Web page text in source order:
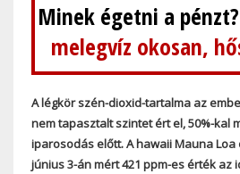
Minek égetni a pénzt?
melegvíz okosan,
A légkör szén-dioxid-tartalma az
nem tapasztalt szintet ért el, 50%-kal
iparosodás előtt. A hawaii Mauna
június 3-án mért 421 ppm-es érték az